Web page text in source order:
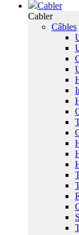
Cabler
Cabler
Câbles